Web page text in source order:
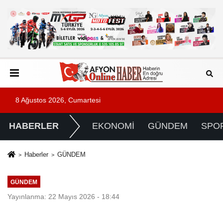
8 Ağustos 2026, Cumartesi
HABERLER EKONOMİ GÜNDEM
Haberler GÜNDEM
GÜNDEM
Yayınlanma: 22 Mayıs 2026 - 18:44